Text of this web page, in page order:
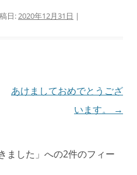
日:2020年12月31日 |
あけましておめでとうござ
います。
→
ました 」への2件のフィー